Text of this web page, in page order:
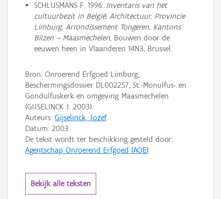
SCHLUSMANS F. 1996: Inventaris van het
cultuurbezit in België, Architectuur, Provincie
Limburg, Arrondissement Tongeren, Kantons
Bilzen – Maasmechelen, Bouwen door de
eeuwen heen in Vlaanderen 14N3, Brussel.
Bron: Onroerend Erfgoed Limburg,
Beschermingsdossier DL002257, St.-Monulfus- en
Gondulfuskerk en omgeving Maasmechelen
(GIJSELINCK J. 2003).
Auteurs: Gijselinck, Jozef
Datum: 2003
De tekst wordt ter beschikking gesteld door:
Agentschap Onroerend Erfgoed (AOE)
Bekijk alle teksten